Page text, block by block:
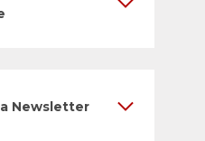
Newsletter